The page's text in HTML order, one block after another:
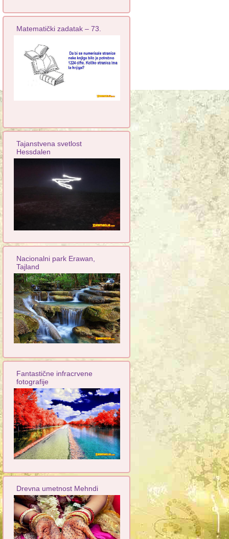
Matematički zadatak – 73.
Tajanstvena svetlost
Hessdalen
Nacionalni park Erawan,
Tajland
Fantastične infracrvene
fotografije
Drevna umetnost Mehndi